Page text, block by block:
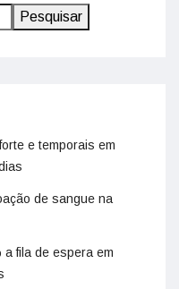
Pesquisar
e temporais em
de sangue na
fila de espera em